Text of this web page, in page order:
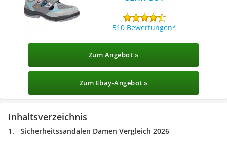
510 Bewertungen
Zum Angebot »
Zum Ebay-Angebot »
Inhaltsverzeichnis
Sicherheitssandalen Damen Vergleich 2026